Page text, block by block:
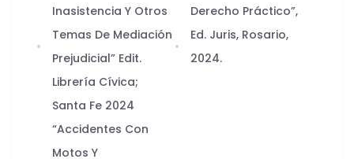
Inasistencia Y Otros
Temas De Mediación
Prejudicial” Edit.
Librería Cívica;
Santa Fe 2024
Derecho Práctico”,
Ed. Juris, Rosario,
2024.
“Accidentes Con
Motos Y